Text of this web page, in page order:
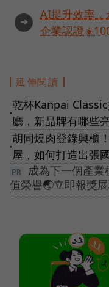
➜
AI提升效率
企業認證
延伸閱讀
●
乾杯Kanpai
廳，新品牌有哪些
●
胡同燒肉登錄興櫃
屋，如何打造出張
成為下一個產業
值榮譽🌏立即報獎